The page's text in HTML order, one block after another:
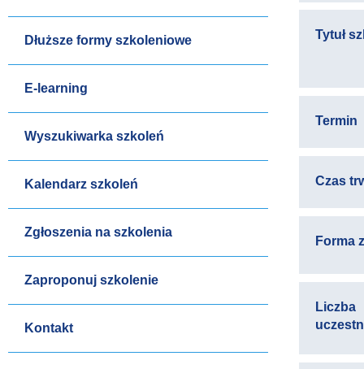
Dłuższe formy szkoleniowe
E-learning
Wyszukiwarka szkoleń
Kalendarz szkoleń
Zgłoszenia na szkolenia
Zaproponuj szkolenie
Kontakt
Tytuł
Termin
Czas
Forma
Liczba